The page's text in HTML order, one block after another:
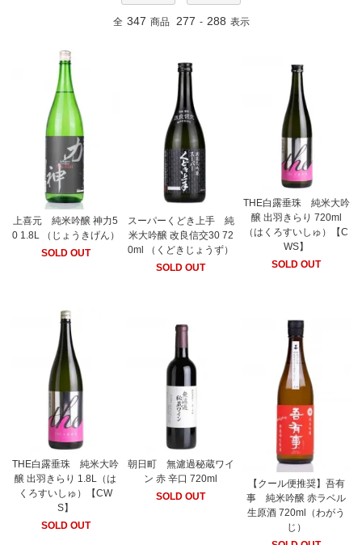
全 347 商品 277 - 288 表示
上喜元 純米吟醸 神力5
0 1.8L （じょうきげん）
SOLD OUT
スーパーくどき上手 純
米大吟醸 改良信交30 72
0ml （くどきじょうず）
SOLD OUT
THE白露垂珠 純米大吟
醸 出羽きらり 720ml
（はくろすいしゅ）【C
WS】
SOLD OUT
THE白露垂珠 純米大吟
醸 出羽きらり 1.8L（は
くろすいしゅ）【CW
S】
SOLD OUT
朝日町 無濾過秘蔵ワイ
ン 赤 辛口 720ml
SOLD OUT
【クール便推奨】吾有
事 純米吟醸 赤ラベル
生原酒 720ml（わがう
じ）